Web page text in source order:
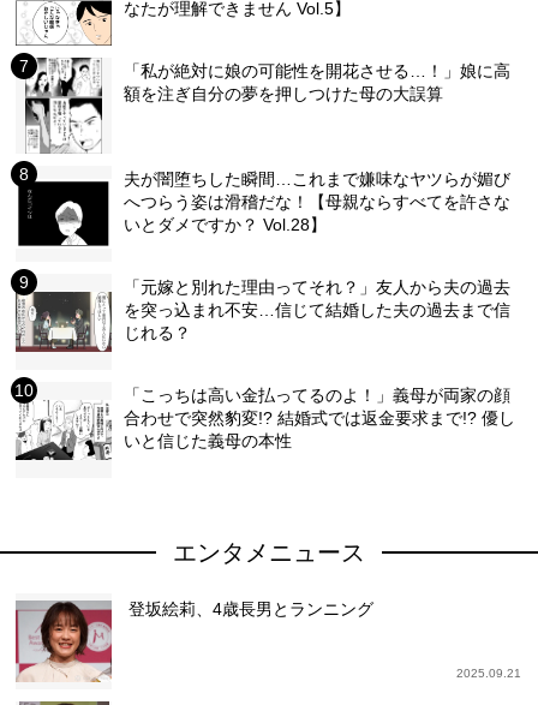
なたが理解できません Vol.5】
「私が絶対に娘の可能性を開花させる…！」娘に高
額を注ぎ自分の夢を押しつけた母の大誤算
夫が闇堕ちした瞬間…これまで嫌味なヤツらが媚び
へつらう姿は滑稽だな！【母親ならすべてを許さな
いとダメですか？ Vol.28】
「元嫁と別れた理由ってそれ？」友人から夫の過去
を突っ込まれ不安…信じて結婚した夫の過去まで信
じれる？
「こっちは高い金払ってるのよ！」義母が両家の顔
合わせで突然豹変!? 結婚式では返金要求まで!? 優し
いと信じた義母の本性
エンタメニュース
登坂絵莉、4歳長男とランニング
2025.09.21